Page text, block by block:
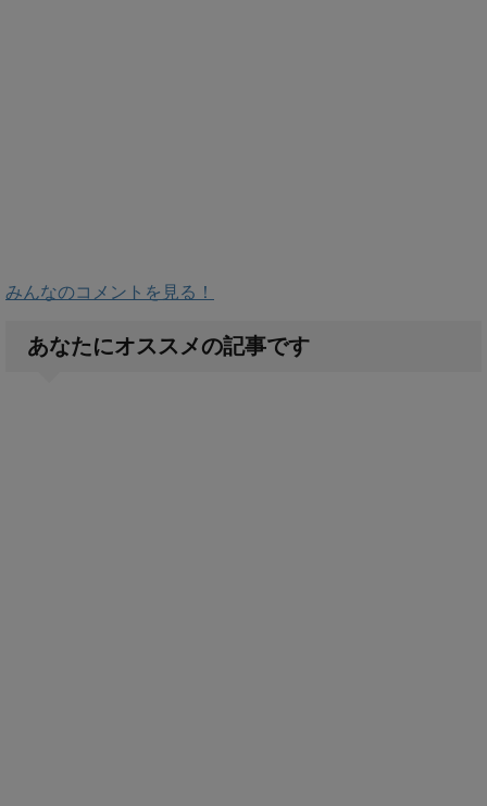
みんなのコメントを見る！
あなたにオススメの記事です